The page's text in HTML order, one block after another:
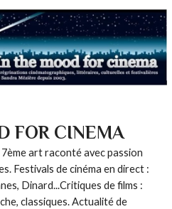
FOR CINEMA
art raconté avec passion
Festivals de cinéma en direct :
Dinard...Critiques de films :
classiques. Actualité de